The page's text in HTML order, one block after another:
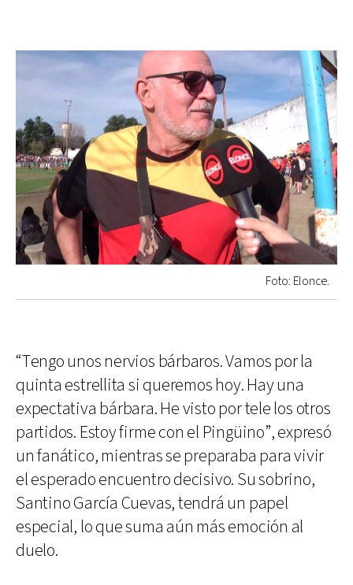
Foto: Elonce.
“Tengo unos nervios bárbaros. Vamos por la
quinta estrellita si queremos hoy. Hay una
expectativa bárbara. He visto por tele los otros
partidos. Estoy firme con el Pingüino”, expresó
un fanático, mientras se preparaba para vivir
el esperado encuentro decisivo. Su sobrino,
Santino García Cuevas, tendrá un papel
especial, lo que suma aún más emoción al
duelo.